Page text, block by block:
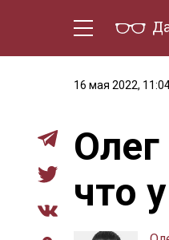
16 мая 2022,
что